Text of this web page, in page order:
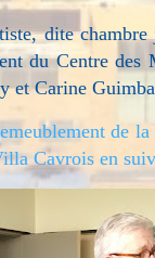
dite
du Centre
et Carine
de
Cavrois en